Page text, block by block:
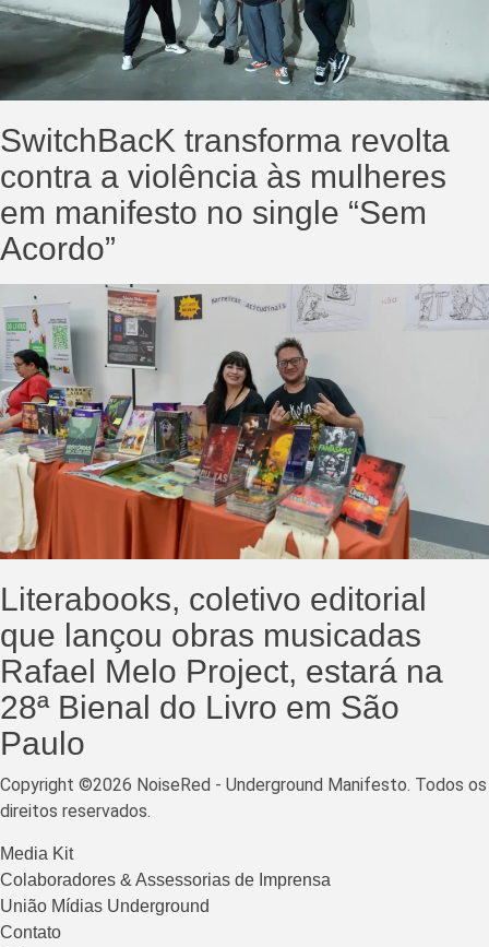
SwitchBacK transforma revolta
contra a violência às mulheres
em manifesto no single “Sem
Acordo”
Literabooks, coletivo editorial
que lançou obras musicadas
Rafael Melo Project, estará na
28ª Bienal do Livro em São
Paulo
Copyright ©2026 NoiseRed - Underground Manifesto. Todos os
direitos reservados.
Media Kit
Colaboradores & Assessorias de Imprensa
União Mídias Underground
Contato